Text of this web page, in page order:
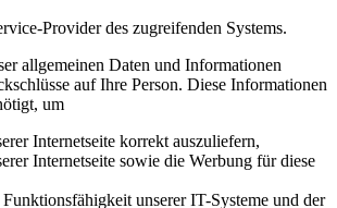
Provider des zugreifenden Systems.
allgemeinen Daten und Informationen
auf Ihre Person. Diese Informationen
um
Internetseite korrekt auszuliefern,
Internetseite sowie die Werbung für diese
unserer IT-Systeme und der